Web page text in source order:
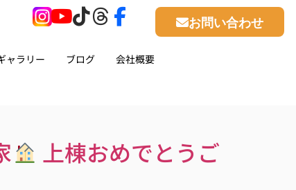
お問い合わせ
ャラリー ブログ 会社概要
上棟おめでとうご